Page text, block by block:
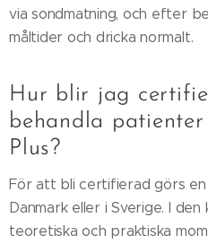
via sondmatning, och efter
måltider och dricka normalt.
Hur blir jag
behandla
Plus?
För att bli certifierad görs en
Danmark eller i Sverige. I
teoretiska och praktiska